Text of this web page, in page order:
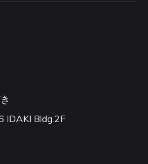
IDAKI Bldg.2F